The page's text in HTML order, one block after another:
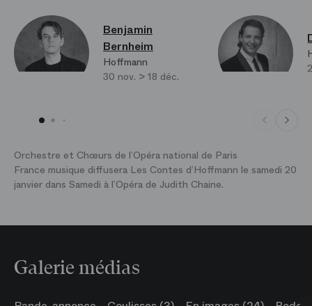
Benjamin
Bernheim
Hoffmann
30 nov. > 18 déc.
Orchestre et Chœurs de l’Opéra national de Paris
France musique diffusera Les Contes d’Hoffmann le samedi 20
janvier dans Samedi à l’Opéra de Judith Chaine.
Galerie médias